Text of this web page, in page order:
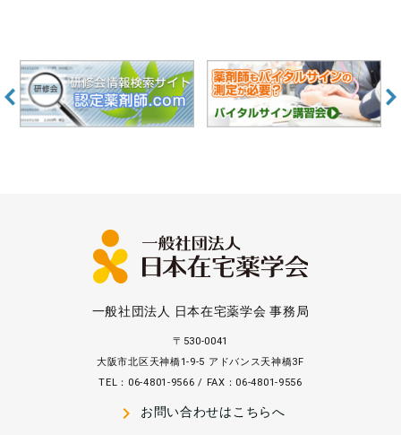
一般社団法人 日本在宅薬学会 事務局
〒530-0041
大阪市北区天神橋1-9-5 アドバンス天神橋3F
TEL：06-4801-9566 / FAX：06-4801-9556
navigate_next お問い合わせはこちらへ